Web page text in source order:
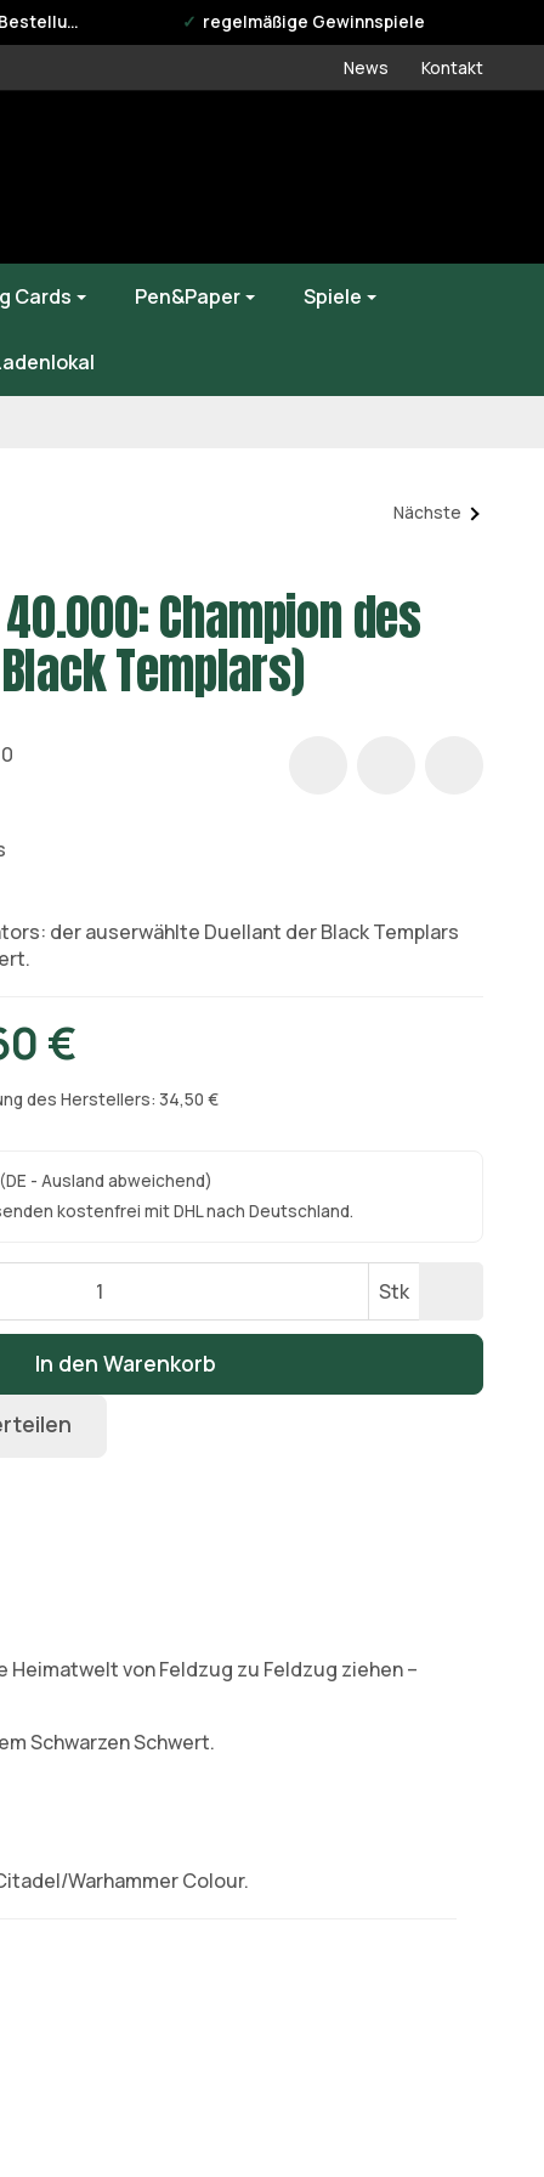
regelmäßige Gewinnspiele
News Kontakt
Cards Pen&Paper Spiele
Nächste
Champion des
Templars)
der auserwählte Duellant der Black Templars
€
des Herstellers: 34,50 €
(DE - Ausland abweichend)
kostenfrei mit DHL nach Deutschland.
Stk
In den Warenkorb
von Feldzug zu Feldzug ziehen –
Schwarzen Schwert.
Warhammer Colour.